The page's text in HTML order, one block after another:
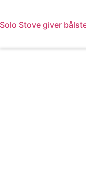
Solo Stove giver